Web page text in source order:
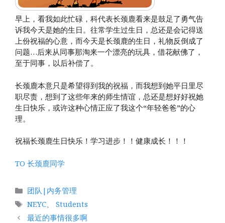
早上，看我如此忙碌，科代表长颈鹿看来是鼓足了勇气告
诉我今天是她的生日。往常学生过生日，总还是会记得送
上份祝福的心意，而今天是长颈鹿的生日，礼物反倒成了
问题…后来从同事那淘来一个漂亮的玩具，借花献佛了，
至于同事，以后补偿了。
长颈鹿本意只是希望得到我的祝福，而我想到她平日里尽
职尽责，想到了这些年来的师生情谊，总还是想好好祝她
生日快乐，或许这种心情正应了我这个“年轻爸爸”的心
理。
祝福长颈鹿生日快乐！学习进步！！健康成长！！！
TO 长颈鹿同学
分
类
团队|内务管理
标
签
NEYC
Students
最近的事情很多啊